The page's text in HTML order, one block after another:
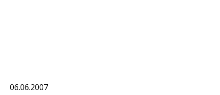
06.06.2007